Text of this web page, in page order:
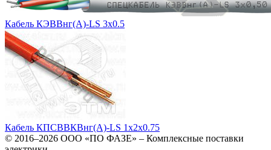
Кабель КЭВВнг(А)-LS 3х0.5
Кабель КПСВВКВнг(А)-LS 1x2x0.75
© 2016–2026 ООО «ПО ФАЗЕ» – Комплексные поставки